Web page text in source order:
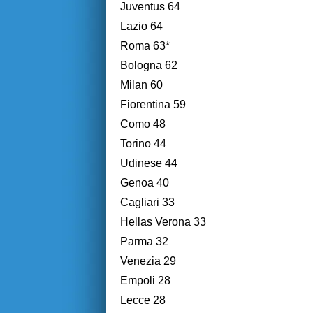
Juventus 64
Lazio 64
Roma 63*
Bologna 62
Milan 60
Fiorentina 59
Como 48
Torino 44
Udinese 44
Genoa 40
Cagliari 33
Hellas Verona 33
Parma 32
Venezia 29
Empoli 28
Lecce 28